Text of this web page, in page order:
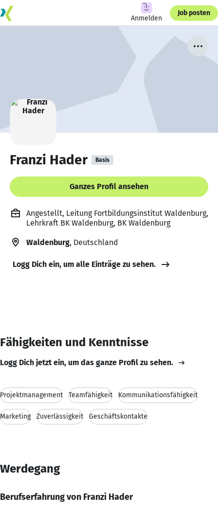
Anmelden
Job posten
Franzi Hader Basis
Ganzes Profil ansehen
Angestellt, Leitung Fortbildungsinstitut Waldenburg,
Lehrkraft BK Waldenburg, BK Waldenburg
Waldenburg, Deutschland
Logg Dich ein, um alle Einträge zu sehen.
Fähigkeiten und Kenntnisse
Logg Dich jetzt ein, um das ganze Profil zu sehen.
Projektmanagement Teamfähigkeit Kommunikationsfähigkeit
Marketing Zuverlässigkeit Geschäftskontakte
Werdegang
Berufserfahrung von Franzi Hader